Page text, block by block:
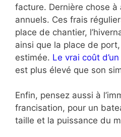
facture. Dernière chose à
annuels. Ces frais
place de chantier,
ainsi que la place de
estimée. Le vrai coût
est plus élevé que son
Enfin, pensez aussi à
francisation, pour un
taille et la puissance du